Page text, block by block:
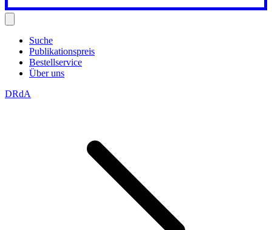
Suche
Publikationspreis
Bestellservice
Über uns
DRdA